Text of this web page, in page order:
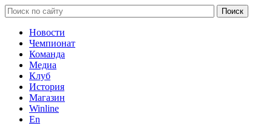
Новости
Чемпионат
Команда
Медиа
Клуб
История
Магазин
Winline
En